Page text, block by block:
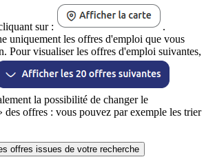
sur :
.
uniquement les offres d'emploi que vous
Pour visualiser les offres d'emploi suivantes,
la possibilité de changer le
des offres : vous pouvez par exemple les trier
offres issues de votre recherche